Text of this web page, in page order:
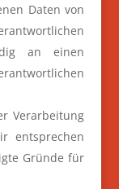
Daten von
an einen
Verarbeitung
entsprechen
Gründe für